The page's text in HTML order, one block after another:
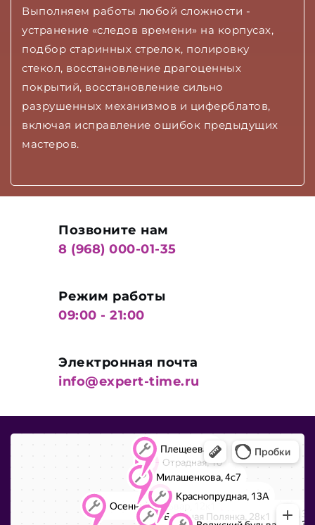
Выполняем работы любой сложности -
устранение «следов времени» на корпусах,
подбор старинных стрелок, полировку
стекол, восстановление драгоценных
покрытий, восстановление сильно
разрушенных механизмов и циферблатов,
включая исправление ошибок предыдущих
мастеров.
Позвоните нам
8 (968) 000-01-35
Режим работы
09:00 - 21:00
Электронная почта
info@expert-time.ru